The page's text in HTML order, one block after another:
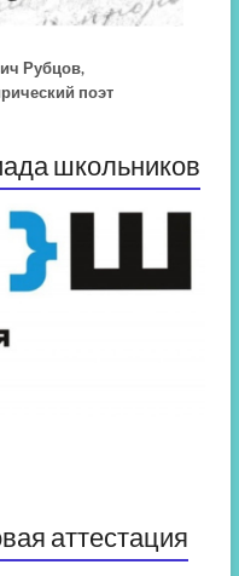
Рубцов,
поэт
школьников
аттестация